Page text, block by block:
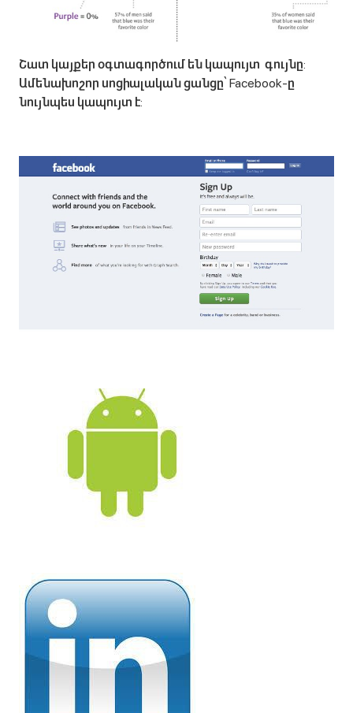
Շատ կայքեր օգտագործում են կապույտ գույնը:
Ամենախոշոր սոցիալական ցանցը՝ Facebook-ը
նույնպես կապույտ է: